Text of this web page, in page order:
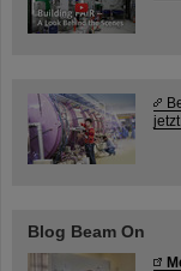
Blog Beam On